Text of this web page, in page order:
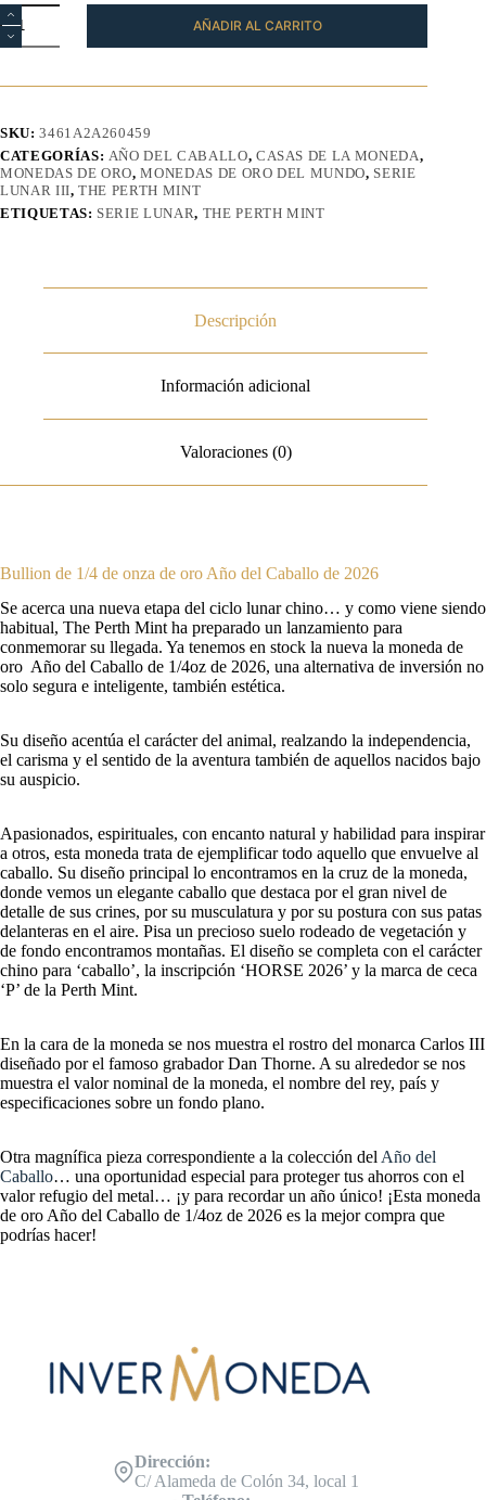
Moneda
Año
Caballo
1/4
-
Serie
Lunar
III
cantidad
AÑADIR AL CARRITO
SKU:3461A2A260459
CATEGORÍAS: AÑO DEL CABALLO, CASAS DE LA MONEDA,
MONEDAS DE ORO,MONEDAS DE ORO DEL MUNDO, SERIE
LUNAR III,THE PERTH MINT
ETIQUETAS: SERIE LUNAR, THE PERTH MINT
Descripción
Información adicional
Valoraciones (0)
Bullion de 1/4 de onza de oro Año del Caballo de 2026
Se acerca una nueva etapa del ciclo lunar chino… y como viene siendo
habitual, The Perth Mint ha preparado un lanzamiento para
conmemorar su llegada. Ya tenemos en stock la nueva la moneda de
oro Año del Caballo de 1/4oz de 2026, una alternativa de inversión no
solo segura e inteligente, también estética.
Su diseño acentúa el carácter del animal, realzando la independencia,
el carisma y el sentido de la aventura también de aquellos nacidos bajo
su auspicio.
Apasionados, espirituales, con encanto natural y habilidad para inspirar
a otros, esta moneda trata de ejemplificar todo aquello que envuelve al
caballo. Su diseño principal lo encontramos en la cruz de la moneda,
donde vemos un elegante caballo que destaca por el gran nivel de
detalle de sus crines, por su musculatura y por su postura con sus patas
delanteras en el aire. Pisa un precioso suelo rodeado de vegetación y
de fondo encontramos montañas. El diseño se completa con el carácter
chino para ‘caballo’, la inscripción ‘HORSE 2026’ y la marca de ceca
‘P’ de la Perth Mint.
En la cara de la moneda se nos muestra el rostro del monarca Carlos III
diseñado por el famoso grabador Dan Thorne. A su alrededor se nos
muestra el valor nominal de la moneda, el nombre del rey, país y
especificaciones sobre un fondo plano.
Otra magnífica pieza correspondiente a la colección delAño del
Caballo… una oportunidad especial para proteger tus ahorros con el
valor refugio del metal… ¡y para recordar un año único! ¡Esta moneda
de oro Año del Caballo de 1/4oz de 2026 es la mejor compra que
podrías hacer!
Dirección:
C/ Alameda de Colón 34, local 1